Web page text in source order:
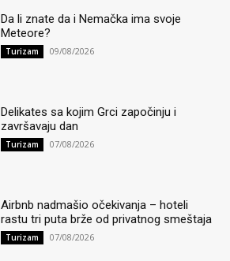
Da li znate da i Nemačka ima svoje
Meteore?
Turizam 09/08/2026
Delikates sa kojim Grci započinju i
završavaju dan
Turizam 07/08/2026
Airbnb nadmašio očekivanja – hoteli
rastu tri puta brže od privatnog smeštaja
Turizam 07/08/2026